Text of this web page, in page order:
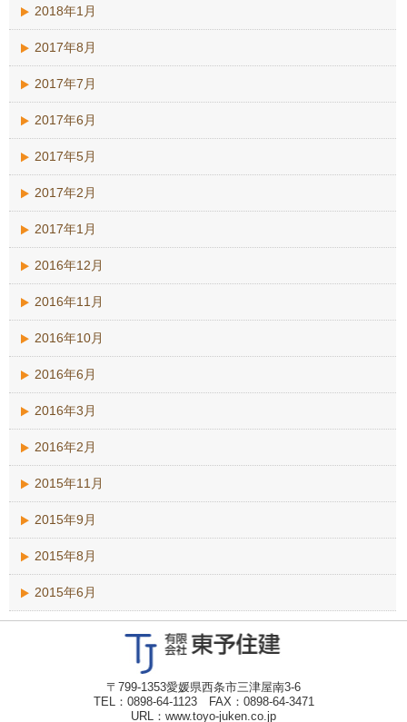
2018年1月
2017年8月
2017年7月
2017年6月
2017年5月
2017年2月
2017年1月
2016年12月
2016年11月
2016年10月
2016年6月
2016年3月
2016年2月
2015年11月
2015年9月
2015年8月
2015年6月
〒799-1353愛媛県西条市三津屋南3-6
TEL：0898-64-1123 FAX：0898-64-3471
URL：www.toyo-juken.co.jp